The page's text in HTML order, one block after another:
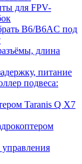
для FPV-
B6/B6AC под
длина
питание
подвеса:
Taranis Q X7